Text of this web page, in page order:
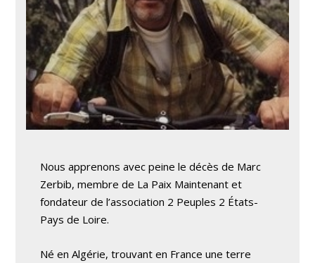
Nous apprenons avec peine le décès de Marc
Zerbib, membre de La Paix Maintenant et
fondateur de l’association 2 Peuples 2 États-
Pays de Loire.
Né en Algérie, trouvant en France une terre